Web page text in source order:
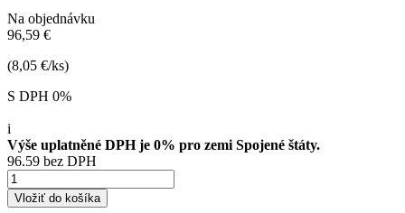
Na objednávku
96,59 €
(8,05 €/ks)
S DPH 0%
i
Výše uplatněné DPH je 0% pro zemi Spojené štáty.
96.59 bez DPH
Vložiť do košíka